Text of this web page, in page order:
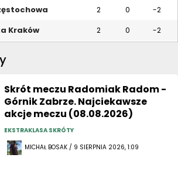
2 0 -2
Kraków 2 0 -2
Skrót meczu Radomiak Radom -
Górnik Zabrze. Najciekawsze
akcje meczu (08.08.2026)
EKSTRAKLASA SKRÓTY
MICHAŁ BOSAK / 9 SIERPNIA 2026, 1:09